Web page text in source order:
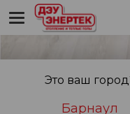
ВСЕХЭто ваш
Барнаул